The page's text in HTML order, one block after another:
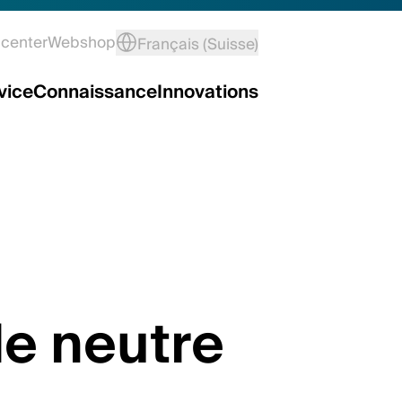
Webshop Français (Suisse)
ConnaissanceInnovations
neutre